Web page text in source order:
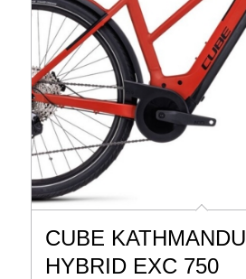
CUBE KATHMANDU
HYBRID EXC 750